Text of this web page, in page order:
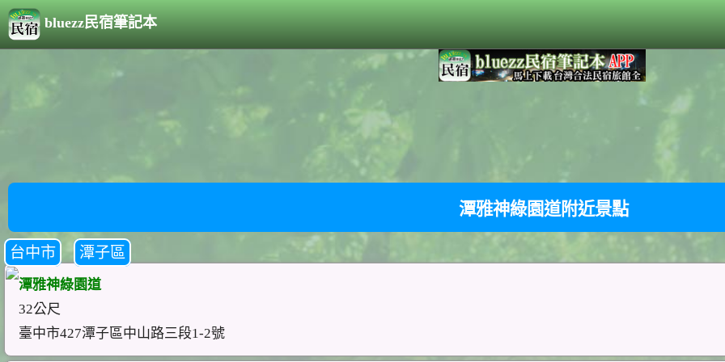
bluezz民宿筆記本
潭雅神綠園道附近景點
台中市 潭子區
潭雅神綠園道
32公尺
臺中市427潭子區中山路三段1-2號